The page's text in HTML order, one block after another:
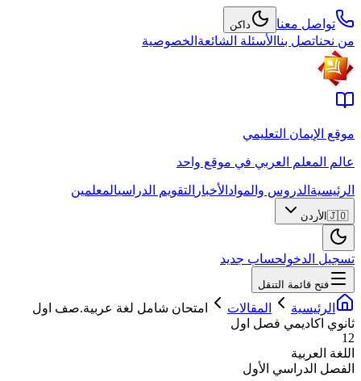
تواصل معنا داكن
من نحناتصل بنا الأسئلة الشائعة الخصوصية
موقع الإيمان التعليمي
عالم المعلم العربي في موقع واحد
الرئيسية الدروس والمواد الأخبار التقويم الدراسيالمعلمين
🇯🇴 الأردن
تسجيل الدخولحساب جديد
فتح قائمة التنقل
الرئيسية المقالات
امتحان شامل لغة عربية.صف اول
ثانوي اكاديمي فصل اول
12
اللغة العربية
الفصل الدراسي الأول